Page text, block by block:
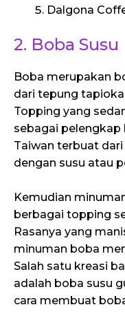
Dalgona
2. Boba Susu
Boba merupakan
dari tepung
Topping yang
sebagai pelengkap
Taiwan terbuat
dengan susu atau
Kemudian
berbagai topping
Rasanya yang
minuman boba
Salah satu kreasi
adalah boba susu
cara membuat